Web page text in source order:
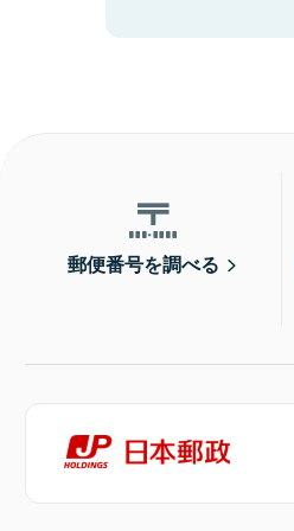
郵便番号を調べる